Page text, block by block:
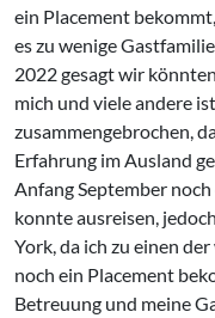
ein Placement
es zu wenige
2022 gesagt wir
mich und viele andere
zusammengebrochen,
Erfahrung im Ausland
Anfang September
konnte ausreisen,
York, da ich zu einen
noch ein Placement
Betreuung und meine